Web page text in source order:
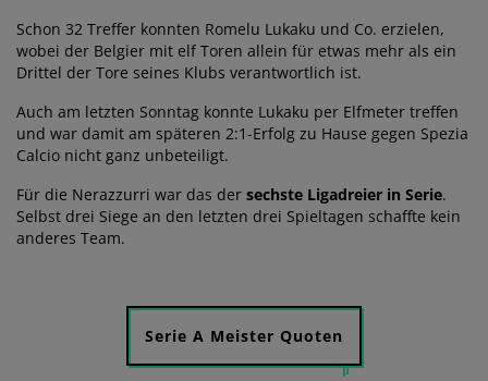
Schon 32 Treffer konnten Romelu Lukaku und Co. erzielen,
wobei der Belgier mit elf Toren allein für etwas mehr als ein
Drittel der Tore seines Klubs verantwortlich ist.
Auch am letzten Sonntag konnte Lukaku per Elfmeter treffen
und war damit am späteren 2:1-Erfolg zu Hause gegen Spezia
Calcio nicht ganz unbeteiligt.
Für die Nerazzurri war das der sechste Ligadreier in Serie.
Selbst drei Siege an den letzten drei Spieltagen schaffte kein
anderes Team.
Serie A Meister Quoten